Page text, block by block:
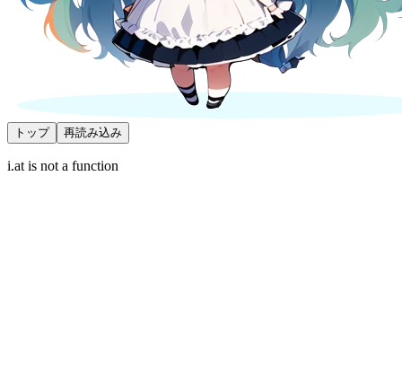
トップ 再読み込み
i.at is not a function